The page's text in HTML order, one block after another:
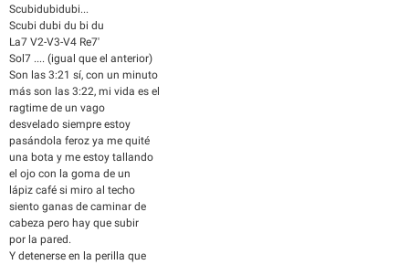
Scubidubidubi...
Scubi dubi du bi du
La7 V2-V3-V4 Re7'
Sol7 .... (igual que el anterior)
Son las 3:21 sí, con un minuto
más son las 3:22, mi vida es el
ragtime de un vago
desvelado siempre estoy
pasándola feroz ya me quité
una bota y me estoy tallando
el ojo con la goma de un
lápiz café si miro al techo
siento ganas de caminar de
cabeza pero hay que subir
por la pared.
Y detenerse en la perilla que